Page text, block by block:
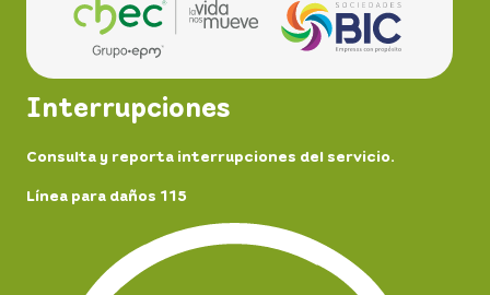
Interrupciones
Consulta y reporta interrupciones del servicio.
Línea para daños 115